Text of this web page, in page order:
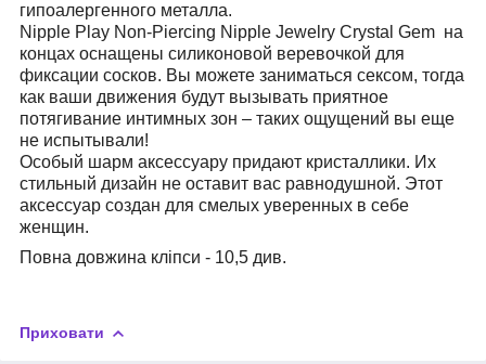
гипоалергенного металла.
Nipple Play Non-Piercing Nipple Jewelry Crystal Gem на
концах оснащены силиконовой веревочкой для
фиксации сосков. Вы можете заниматься сексом, тогда
как ваши движения будут вызывать приятное
потягивание интимных зон – таких ощущений вы еще
не испытывали!
Особый шарм аксессуару придают кристаллики. Их
стильный дизайн не оставит вас равнодушной. Этот
аксессуар создан для смелых уверенных в себе
женщин.
Повна довжина кліпси - 10,5 див.
Приховати